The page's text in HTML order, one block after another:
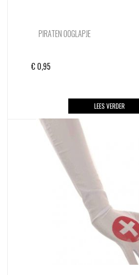
PIRATEN OOGLAPJE
€ 0,95
LEES VERDER